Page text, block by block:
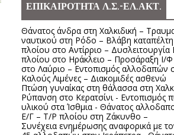
ΕΠΙΚΑΙΡΟΤΗΤΑ Λ.Σ.-ΕΛ.ΑΚΤ.
Θάνατος άνδρα στη Χαλκιδική –
ναυτικού στη Ρόδο – Βλάβη
πλοίου στο Αντίρριο –
πλοίου στο Ηράκλειο – Προσάραξη Ι/
στο Λαύριο – Εντοπισμός αλλοδαπών
Καλούς Λιμένες – Διακομιδές ασθενώ
Πτώση γυναίκας στη θάλασσα στη
Ρύπανση στο Κερατσίνι - Εντοπισμός
υλικού στα Ίσθμια - Θάνατος
Ε/Γ – Τ/Ρ πλοίου στη Ζάκυνθο –
Συνέχεια ενημέρωσης αναφορικά με